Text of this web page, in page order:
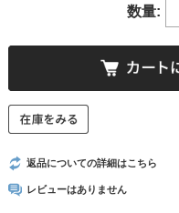
数量:
返品についての詳細はこちら
レビューはありません